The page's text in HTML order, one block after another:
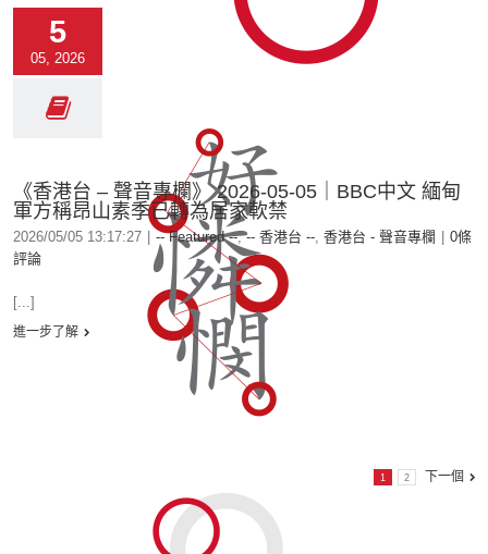
5
05, 2026
《香港台 – 聲音專欄》 2026-05-05｜BBC中文 緬甸
軍方稱昂山素季已轉為居家軟禁
2026/05/05 13:17:27 -- Featured --,-- 香港台 --, 香港台 - 聲音專欄
0條
評論
[...]
進一步了解
1 2 下一個